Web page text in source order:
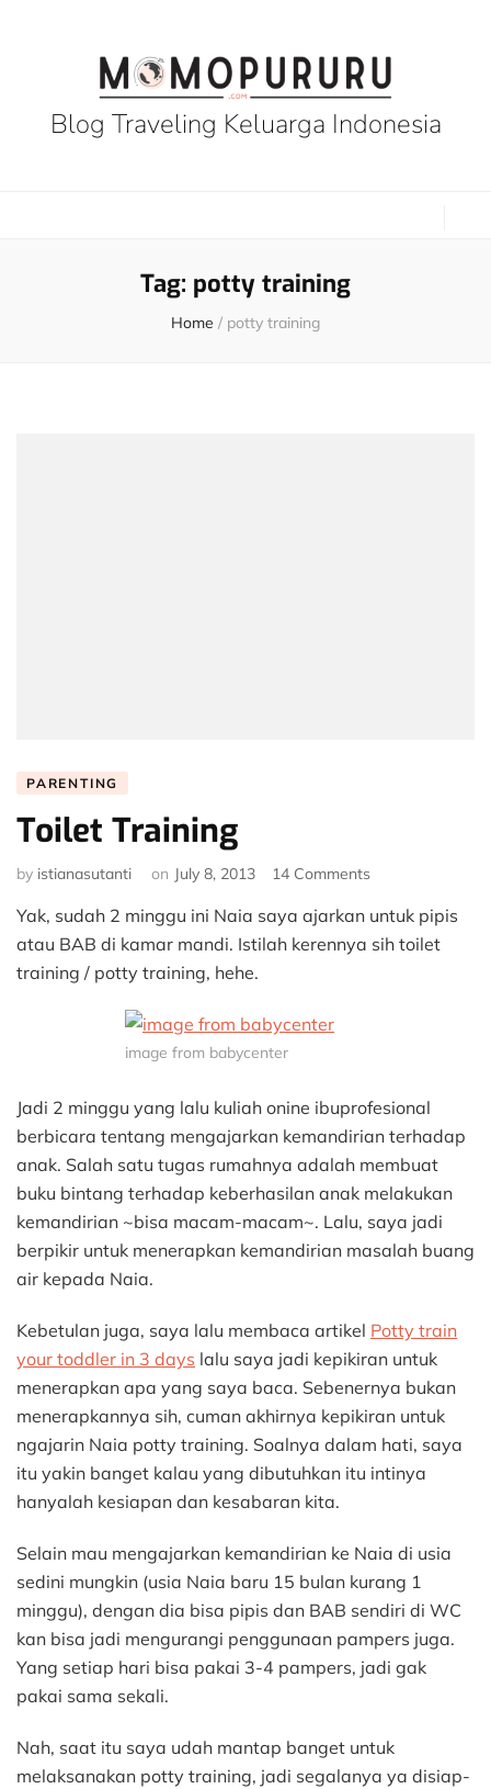
Blog Traveling Keluarga Indonesia
Tag: potty training
Home / potty training
PARENTING
Toilet Training
by istianasutanti on July 8, 2013 14 Comments
Training
Yak, sudah 2 minggu ini Naia saya ajarkan untuk pipis
atau BAB di kamar mandi. Istilah kerennya sih toilet
training / potty training, hehe.
image from babycenter
Jadi 2 minggu yang lalu kuliah onine ibuprofesional
berbicara tentang mengajarkan kemandirian terhadap
anak. Salah satu tugas rumahnya adalah membuat
buku bintang terhadap keberhasilan anak melakukan
kemandirian ~bisa macam-macam~. Lalu, saya jadi
berpikir untuk menerapkan kemandirian masalah buang
air kepada Naia.
Kebetulan juga, saya lalu membaca artikel Potty train
your toddler in 3 days lalu saya jadi kepikiran untuk
menerapkan apa yang saya baca. Sebenernya bukan
menerapkannya sih, cuman akhirnya kepikiran untuk
ngajarin Naia potty training. Soalnya dalam hati, saya
itu yakin banget kalau yang dibutuhkan itu intinya
hanyalah kesiapan dan kesabaran kita.
Selain mau mengajarkan kemandirian ke Naia di usia
sedini mungkin (usia Naia baru 15 bulan kurang 1
minggu), dengan dia bisa pipis dan BAB sendiri di WC
kan bisa jadi mengurangi penggunaan pampers juga.
Yang setiap hari bisa pakai 3-4 pampers, jadi gak
pakai sama sekali.
Nah, saat itu saya udah mantap banget untuk
melaksanakan potty training, jadi segalanya ya disiap-